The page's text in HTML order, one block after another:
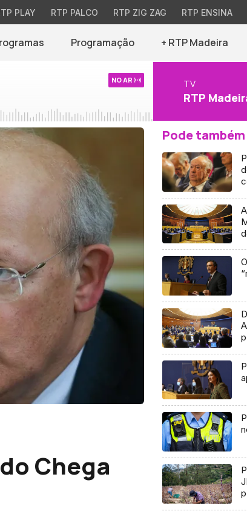
PLAY RTP PALCO RTP ZIG ZAG RTP ENSINA
Programação + RTP Madeira
NO AR TV
RTP
Chega
Pode